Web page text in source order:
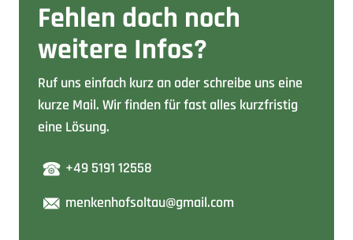
Fehlen doch noch
weitere Infos?
Ruf uns einfach kurz an oder schreibe uns eine
kurze Mail. Wir finden für fast alles kurzfristig
eine Lösung.
+49 5191 12558
menkenhofsoltau@gmail.com